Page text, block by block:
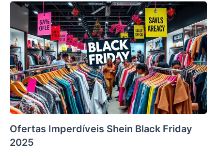
Ofertas Imperdíveis Shein Black Friday
2025